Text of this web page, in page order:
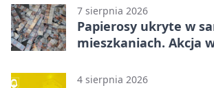
7 sierpnia 2026
Papierosy ukryte w
mieszkaniach. Akcja
4 sierpnia 2026